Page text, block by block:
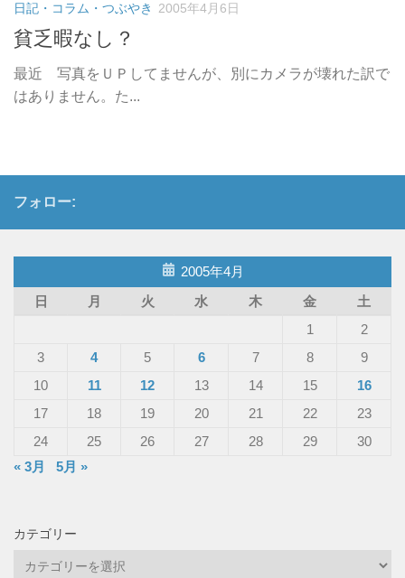
日記・コラム・つぶやき 2005年4月6日
貧乏暇なし？
最近 写真をＵＰしてませんが、別にカメラが壊れた訳で
はありません。た...
フォロー:
2005年4月
日
月 火 水 木 金
土
1
2
3
4 5 6 7 8
9
10
11 12 13 14 15
16
17
18 19 20 21 22
23
24
25 26 27 28 29
30
« 3月
5月 »
カテゴリー